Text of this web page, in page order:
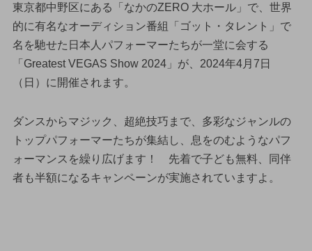
東京都中野区にある「なかのZERO 大ホール」で、世界
的に有名なオーディション番組「ゴット・タレント」で
名を馳せた日本人パフォーマーたちが一堂に会する
「Greatest VEGAS Show 2024」が、2024年4月7日
（日）に開催されます。
ダンスからマジック、超絶技巧まで、多彩なジャンルの
トップパフォーマーたちが集結し、息をのむようなパフ
ォーマンスを繰り広げます！ 先着で子ども無料、同伴
者も半額になるキャンペーンが実施されていますよ。